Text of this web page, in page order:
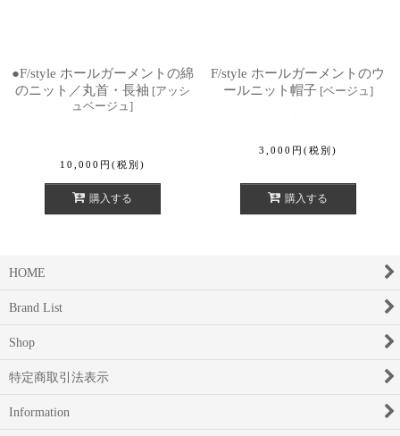
●F/style ホールガーメントの綿
のニット／丸首・長袖 [アッシ
ュベージュ ]
10,000 円 (税別)
購入する
F/style ホールガーメントのウ
ールニット帽子 [ベージュ ]
3,000 円 (税別)
購入する
HOME
Brand List
Shop
特定商取引法表示
Information